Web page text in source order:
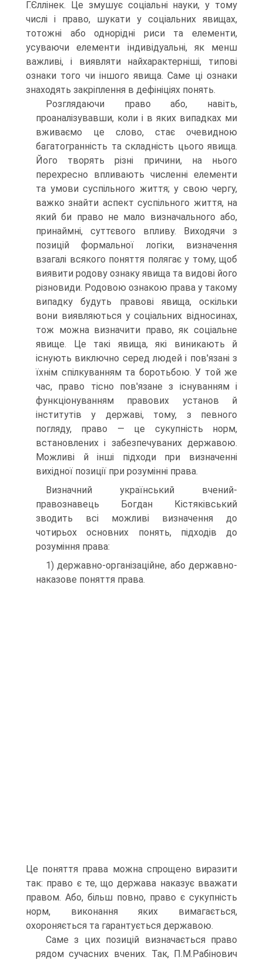
Г.Єллінек. Це змушує соціальні науки, у тому
числі і право, шукати у соціальних явищах,
тотожні або однорідні риси та елементи,
усуваючи елементи індивідуальні, як менш
важливі, і виявляти найхарактерніші, типові
ознаки того чи іншого явища. Саме ці ознаки
знаходять закріплення в дефініціях понять.
Розглядаючи право або, навіть,
проаналізувавши, коли і в яких випадках ми
вживаємо це слово, стає очевидною
багатогранність та складність цього явища.
Його творять різні причини, на нього
перехресно впливають численні елементи
та умови суспільного життя; у свою чергу,
важко знайти аспект суспільного життя, на
який би право не мало визначального або,
принаймні, суттєвого впливу. Виходячи з
позицій формальної логіки, визначення
взагалі всякого поняття полягає у тому, щоб
виявити родову ознаку явища та видові його
різновиди. Родовою ознакою права у такому
випадку будуть правові явища, оскільки
вони виявляються у соціальних відносинах,
тож можна визначити право, як соціальне
явище. Це такі явища, які виникають й
існують виключно серед людей і пов'язані з
їхнім спілкуванням та боротьбою. У той же
час, право тісно пов'язане з існуванням і
функціонуванням правових установ й
інститутів у державі, тому, з певного
погляду, право — це сукупність норм,
встановлених і забезпечуваних державою.
Можливі й інші підходи при визначенні
вихідної позиції при розумінні права.
Визначний український вчений-
правознавець Богдан Кістяківський
зводить всі можливі визначення до
чотирьох основних понять, підходів до
розуміння права:
1) державно-організаційне, або державно-
наказове поняття права.
Це поняття права можна спрощено виразити
так: право є те, що держава наказує вважати
правом. Або, більш повно, право є сукупність
норм, виконання яких вимагається,
охороняється та гарантується державою.
Саме з цих позицій визначається право
рядом сучасних вчених. Так, П.М.Рабінович